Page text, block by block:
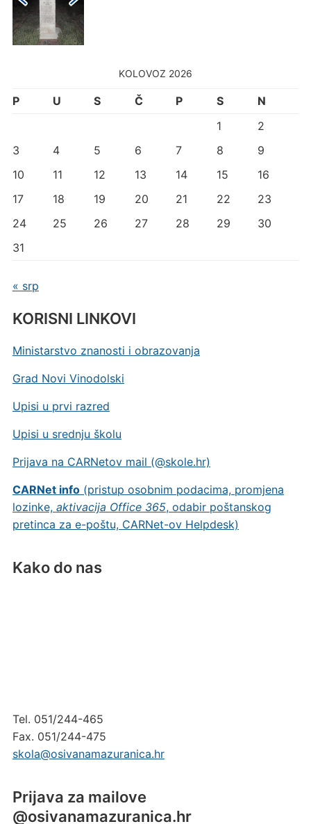
KOLOVOZ 2026
P U S Č P S
N
1
2
3
4 5 6 7 8
9
10
11 12 13 14 15
16
17
18 19 20 21 22
23
24
25 26 27 28 29
30
31
« srp
KORISNI LINKOVI
Ministarstvo znanosti i obrazovanja
Grad Novi Vinodolski
Upisi u prvi razred
Upisi u srednju školu
Prijava na CARNetov mail (@skole.hr)
CARNet info (pristup osobnim podacima, promjena
lozinke, aktivacija Office 365, odabir poštanskog
pretinca za e-poštu, CARNet-ov Helpdesk)
Kako do nas
Tel. 051/244-465
Fax. 051/244-475
skola@osivanamazuranica.hr
Prijava za mailove
@osivanamazuranica.hr